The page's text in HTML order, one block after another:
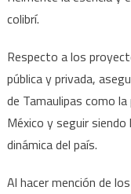
colibrí.
Respecto a los
pública y privada,
de Tamaulipas como
México y seguir
dinámica del país.
Al hacer mención de